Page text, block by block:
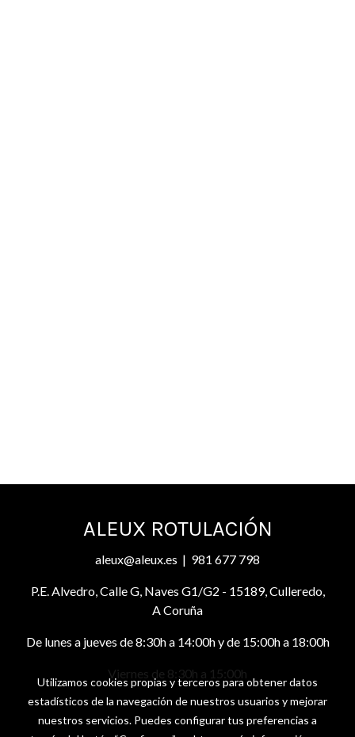
ALEUX ROTULACIÓN
aleux@aleux.es | 981 677 798
P.E. Alvedro, Calle G, Naves G1/G2 - 15189, Culleredo,
A Coruña
De lunes a jueves de 8:30h a 14:00h y de 15:00h a 18:00h
Viernes de 8:30h a 15:00h
Utilizamos cookies propias y terceros para obtener datos
estadísticos de la navegación de nuestros usuarios y mejorar
nuestros servicios. Puedes configurar tus preferencias a